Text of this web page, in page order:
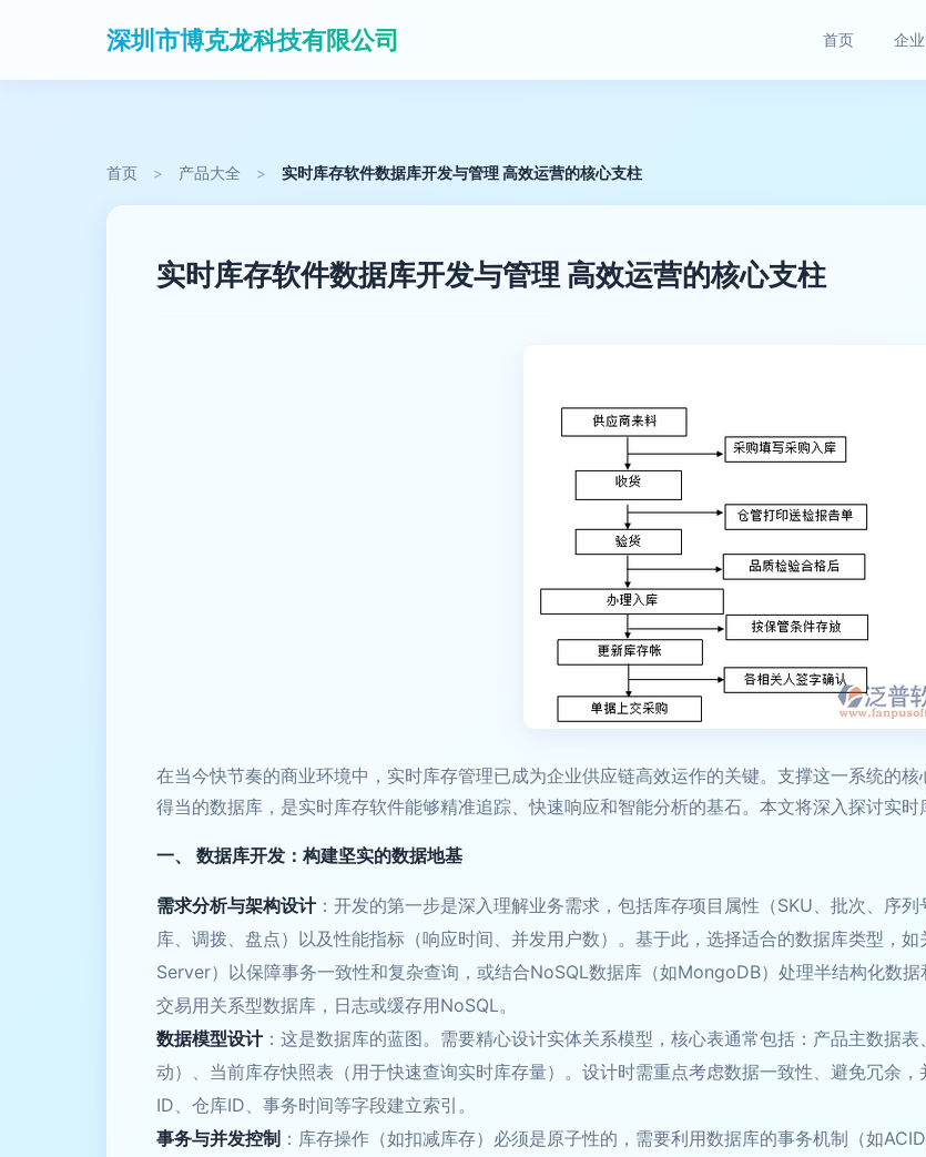
深圳市博克龙科技有限公司 首页 企
首页 > 产品大全 > 实时库存软件数据库开发与管理 高效运营的核心支柱
实时库存软件数据库开发与管理 高效运营的核心支柱
在当今快节奏的商业环境中，实时库存管理已成为企业供应链高效运作的关键。支撑这一系统的
得当的数据库，是实时库存软件能够精准追踪、快速响应和智能分析的基石。本文将深入探讨实时
一、 数据库开发：构建坚实的数据地基
需求分析与架构设计：开发的第一步是深入理解业务需求，包括库存项目属性（SKU、批次、序
库、调拨、盘点）以及性能指标（响应时间、并发用户数）。基于此，选择适合的数据库类型，
Server）以保障事务一致性和复杂查询，或结合NoSQL数据库（如MongoDB）处理半结构化数
交易用关系型数据库，日志或缓存用NoSQL。
数据模型设计：这是数据库的蓝图。需要精心设计实体关系模型，核心表通常包括：产品主数据
动）、当前库存快照表（用于快速查询实时库存量）。设计时需重点考虑数据一致性、避免冗余
ID、仓库ID、事务时间等字段建立索引。
事务与并发控制 ：库存操作（如扣减库存）必须是原子性的，需要利用数据库的事务机制（如